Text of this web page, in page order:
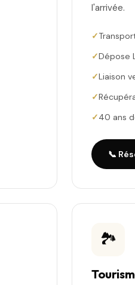
l'arrivée.
Dépose
Liaison
40 ans
📞
🏞️